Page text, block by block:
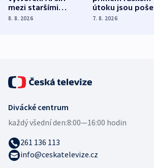
mezi staršími
Poláky nebezpečné
8. 8. 2026
útoku jsou
míní estonský
7. 8. 2026
Divácké centrum
každý všední den:8:00—16:00 hodin
261 136 113
info@ceskatelevize.cz